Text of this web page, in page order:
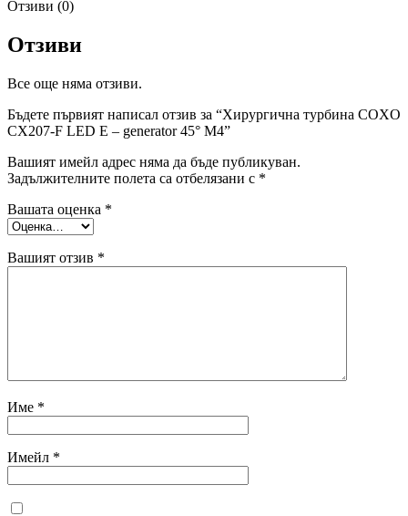
Отзиви (0)
Отзиви
Все още няма отзиви.
Бъдете първият написал отзив за “Хирургична турбина COXO
CX207-F LED E – generator 45° М4”
Вашият имейл адрес няма да бъде публикуван.
Задължителните полета са отбелязани с *
Вашата оценка *
Вашият отзив *
Име *
Имейл *